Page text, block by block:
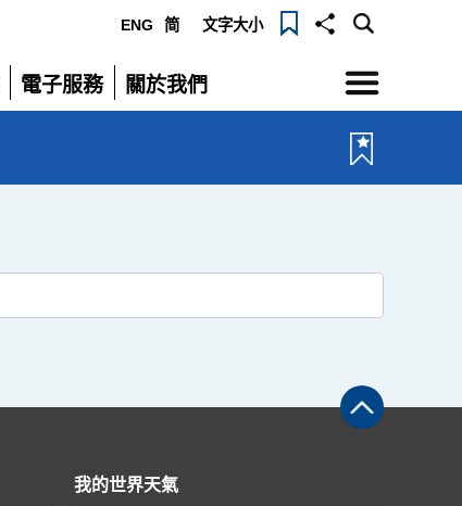
ENG 简 文字大小
電子服務
展
關於我們
展
選
單
我的世界天氣